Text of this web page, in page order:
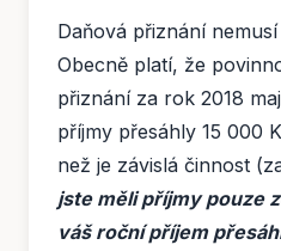
Daňová přiznání
Obecně platí, že
přiznání za rok 2018
příjmy přesáhly 15 000
než je závislá činnost
jste měli příjmy pouze
váš roční příjem